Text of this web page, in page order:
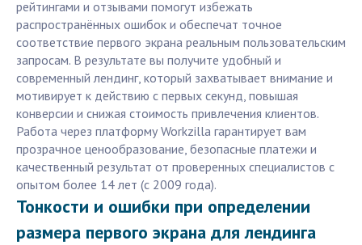
рейтингами и отзывами помогут избежать
распространённых ошибок и обеспечат точное
соответствие первого экрана реальным пользовательским
запросам. В результате вы получите удобный и
современный лендинг, который захватывает внимание и
мотивирует к действию с первых секунд, повышая
конверсии и снижая стоимость привлечения клиентов.
Работа через платформу Workzilla гарантирует вам
прозрачное ценообразование, безопасные платежи и
качественный результат от проверенных специалистов с
опытом более 14 лет (с 2009 года).
Тонкости и ошибки при определении
размера первого экрана для лендинга